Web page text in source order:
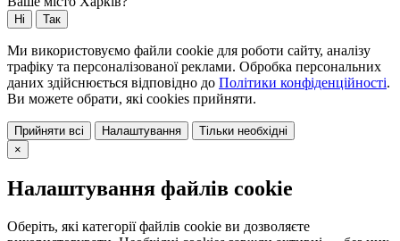
Ні Так
Ми використовуємо файли cookie для роботи сайту, аналізу
трафіку та персоналізованої реклами. Обробка персональних
даних здійснюється відповідно до Політики конфіденційності.
Ви можете обрати, які cookies прийняти.
Прийняти всі Налаштування
Тільки необхідні
×
Налаштування файлів cookie
Оберіть, які категорії файлів cookie ви дозволяєте